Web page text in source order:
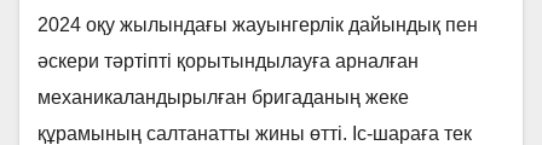
2024 оқу жылындағы жауынгерлік дайындық пен
әскери тәртіпті қорытындылауға арналған
механикаландырылған бригаданың жеке
құрамының салтанатты жины өтті. Іс-шараға тек